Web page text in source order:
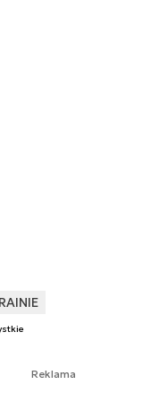
Reklama